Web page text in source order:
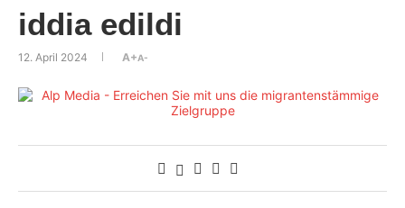
iddia edildi
12. April 2024 A+A-